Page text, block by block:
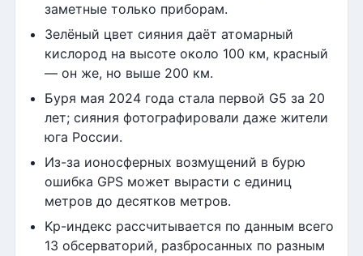
заметные только приборам.
Зелёный цвет сияния даёт атомарный
кислород на высоте около 100 км, красный
— он же, но выше 200 км.
Буря мая 2024 года стала первой G5 за 20
лет; сияния фотографировали даже жители
юга России.
Из-за ионосферных возмущений в бурю
ошибка GPS может вырасти с единиц
метров до десятков метров.
Kp-индекс рассчитывается по данным всего
13 обсерваторий, разбросанных по разным